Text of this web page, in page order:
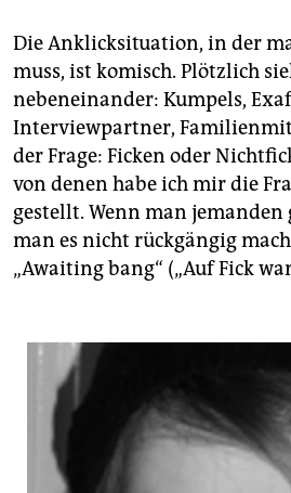
Die Anklicksituation, in der
muss, ist komisch. Plötzlich
nebeneinander: Kumpels,
Interviewpartner,
der Frage: Ficken oder
von denen habe ich mir die
gestellt. Wenn man
man es nicht rückgängig
„Awaiting bang“ („Auf Fick